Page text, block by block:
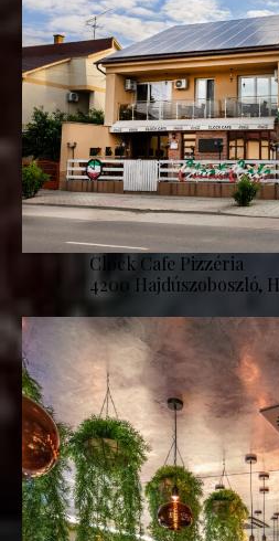
Clock Cafe Pizzéria
4200 Hajdúszoboszló,